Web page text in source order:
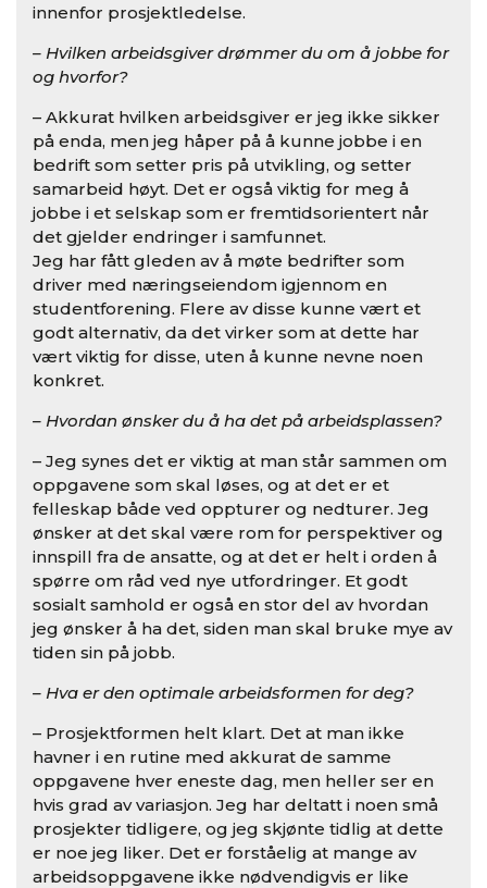
innenfor prosjektledelse.
– Hvilken arbeidsgiver drømmer du om å jobbe for
og hvorfor?
– Akkurat hvilken arbeidsgiver er jeg ikke sikker
på enda, men jeg håper på å kunne jobbe i en
bedrift som setter pris på utvikling, og setter
samarbeid høyt. Det er også viktig for meg å
jobbe i et selskap som er fremtidsorientert når
det gjelder endringer i samfunnet.
Jeg har fått gleden av å møte bedrifter som
driver med næringseiendom igjennom en
studentforening. Flere av disse kunne vært et
godt alternativ, da det virker som at dette har
vært viktig for disse, uten å kunne nevne noen
konkret.
– Hvordan ønsker du å ha det på arbeidsplassen?
– Jeg synes det er viktig at man står sammen om
oppgavene som skal løses, og at det er et
felleskap både ved oppturer og nedturer. Jeg
ønsker at det skal være rom for perspektiver og
innspill fra de ansatte, og at det er helt i orden å
spørre om råd ved nye utfordringer. Et godt
sosialt samhold er også en stor del av hvordan
jeg ønsker å ha det, siden man skal bruke mye av
tiden sin på jobb.
– Hva er den optimale arbeidsformen for deg?
– Prosjektformen helt klart. Det at man ikke
havner i en rutine med akkurat de samme
oppgavene hver eneste dag, men heller ser en
hvis grad av variasjon. Jeg har deltatt i noen små
prosjekter tidligere, og jeg skjønte tidlig at dette
er noe jeg liker. Det er forståelig at mange av
arbeidsoppgavene ikke nødvendigvis er like